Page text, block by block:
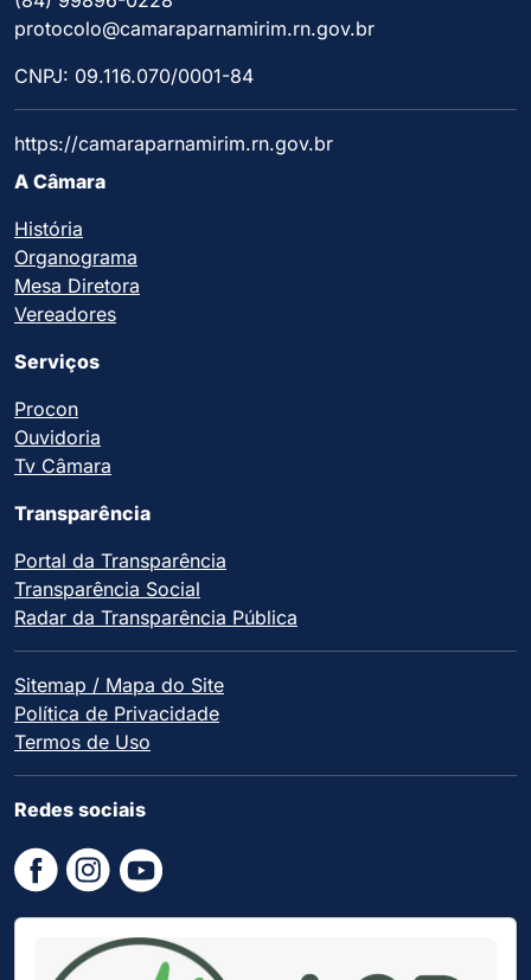
protocolo@camaraparnamirim.rn.gov.br
CNPJ: 09.116.070/0001-84
https://camaraparnamirim.rn.gov.br
A Câmara
História
Organograma
Mesa Diretora
Vereadores
Serviços
Procon
Ouvidoria
Tv Câmara
Transparência
Portal da Transparência
Transparência Social
Radar da Transparência Pública
Sitemap / Mapa do Site
Política de Privacidade
Termos de Uso
Redes sociais